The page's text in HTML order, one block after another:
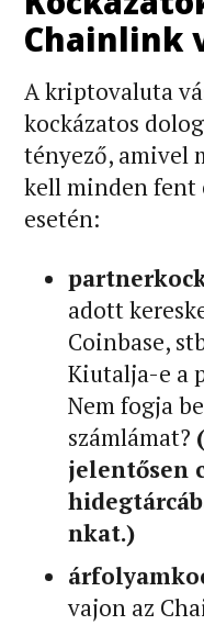
Chainlink
A kriptovaluta
kockázatos
tényező, amivel
kell minden fent
esetén:
adott
Coinbase,
Kiutalja-e a
Nem fogja
számlámat?
jelentősen
nkat.)
vajon az